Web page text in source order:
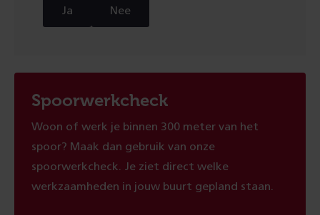
Ja Nee
Spoorwerkcheck
Woon of werk je binnen 300 meter van het
spoor? Maak dan gebruik van onze
spoorwerkcheck. Je ziet direct welke
werkzaamheden in jouw buurt gepland staan.